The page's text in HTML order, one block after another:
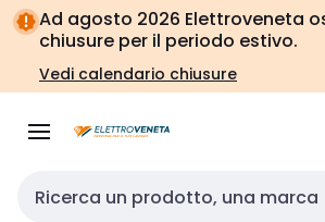
Vai alla
navigazione
Vai
alla
pagina
Ad agosto 2026 Elettroveneta
chiusure per il periodo estivo.
Vedi calendario chiusure
Cerca input